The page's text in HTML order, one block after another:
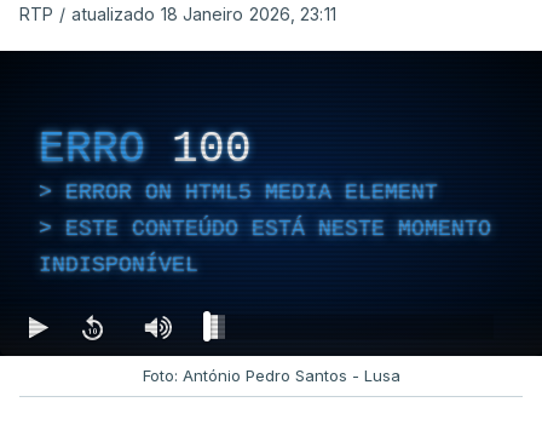
RTP / atualizado 18 Janeiro 2026, 23:11
ERRO 100
ERROR ON HTML5 MEDIA ELEMENT
ESTE CONTEÚDO ESTÁ NESTE MOMENTO
INDISPONÍVEL
Foto: António Pedro Santos - Lusa